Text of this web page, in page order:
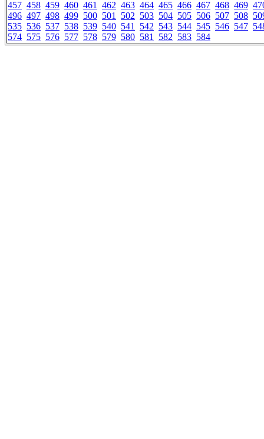
457 458 459 460 461 462 463 464 465 466 467 468 469
496 497 498 499 500 501 502 503 504 505 506 507 508
535 536 537 538 539 540 541 542 543 544 545 546 547
574 575 576 577 578 579 580 581 582 583 584